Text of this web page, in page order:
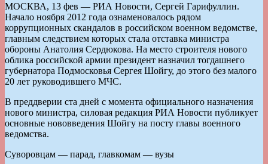
МОСКВА, 13 фев — РИА Новости, Сергей Гарифуллин.
Начало ноября 2012 года ознаменовалось рядом
коррупционных скандалов в российском военном ведомстве,
главным следствием которых стала отставка министра
обороны Анатолия Сердюкова. На место строителя нового
облика российской армии президент назначил тогдашнего
губернатора Подмосковья Сергея Шойгу, до этого без малого
20 лет руководившего МЧС.
В преддверии ста дней с момента официального назначения
нового министра, силовая редакция РИА Новости публикует
основные нововведения Шойгу на посту главы военного
ведомства.
Суворовцам — парад, главкомам — вузы